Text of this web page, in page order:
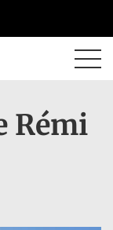
Rémi